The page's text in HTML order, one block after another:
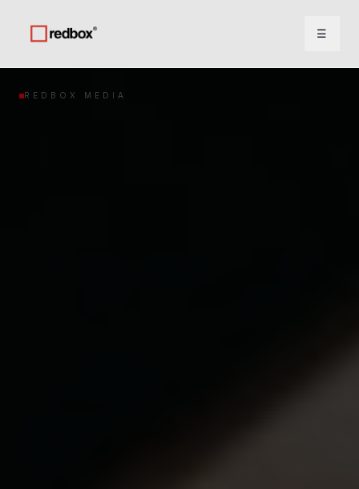
☰
REDBOX MEDIA